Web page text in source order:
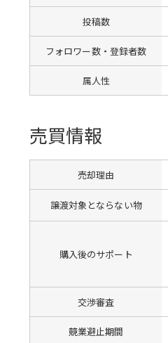
投稿数
フォロワー数・登録者数
属人性
売買情報
売却理由
譲渡対象とならない物
購入後のサポート
交渉審査
競業避止期間